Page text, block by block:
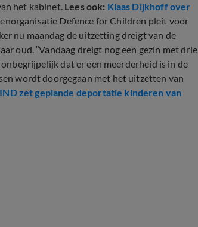
het kabinet. Lees ook: Klaas Dijkhoff over
Defence for Children pleit voor
nu maandag de uitzetting dreigt van de
oud. ”Vandaag dreigt nog een gezin met drie
dat er een meerderheid is in de
wordt doorgegaan met het uitzetten van
IND zet geplande deportatie kinderen van